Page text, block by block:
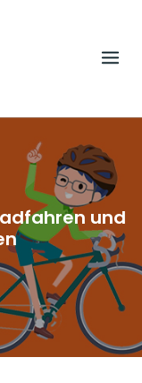
und